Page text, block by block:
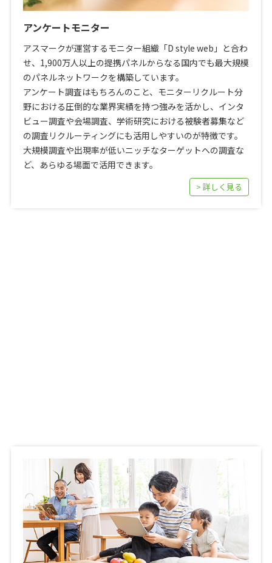
アンケートモニター
アスマークが運営するモニター組織「D style web」と合わ
せ、1,900万人以上の提携パネルからなる国内でも最大規模
のパネルネットワークを構築しています。
アンケート調査はもちろんのこと、モニターリクルート分
野における圧倒的な業界実績を持つ強みを活かし、インタ
ビュー調査や会場調査、学術研究における被験者募集など
の調査リクルーティングにも活用しやすいのが特徴です。
大規模調査や出現率が低いニッチなターゲットへの調査な
ど、あらゆる場面で活用できます。
> 詳しく見る